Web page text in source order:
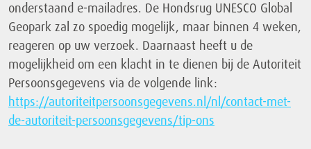
onderstaand e-mailadres. De Hondsrug UNESCO Global
Geopark zal zo spoedig mogelijk, maar binnen 4 weken,
reageren op uw verzoek. Daarnaast heeft u de
mogelijkheid om een klacht in te dienen bij de Autoriteit
Persoonsgegevens via de volgende link:
https://autoriteitpersoonsgegevens.nl/nl/contact-met-
de-autoriteit-persoonsgegevens/tip-ons